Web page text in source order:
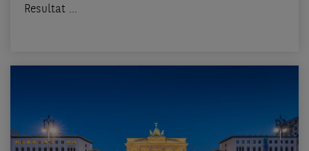
Resultat ...